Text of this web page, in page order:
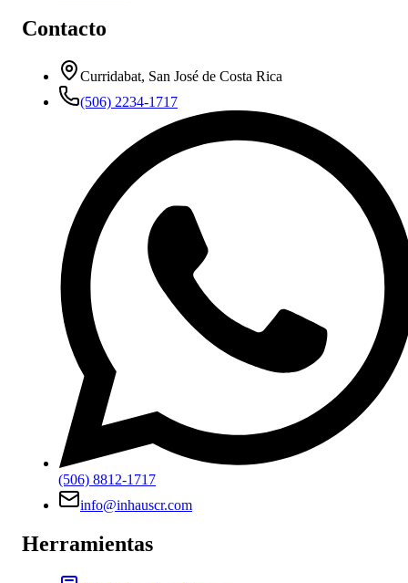
Contacto
Curridabat, San José de Costa Rica
(506) 2234-1717
(506) 8812-1717
info@inhauscr.com
Herramientas